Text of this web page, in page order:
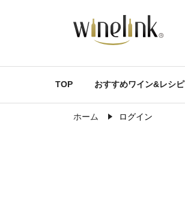
TOP おすすめワイン&レシピ
ホーム ログイン